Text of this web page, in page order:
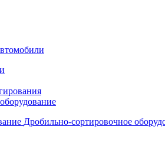
Дробильно-сортировочное